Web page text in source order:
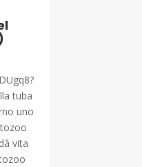
tuba
uno
vita